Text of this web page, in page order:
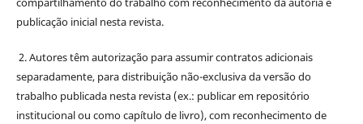
publicação inicial nesta revista.
2. Autores têm autorização para assumir contratos adicionais
separadamente, para distribuição não-exclusiva da versão do
trabalho publicada nesta revista (ex.: publicar em repositório
institucional ou como capítulo de livro), com reconhecimento de